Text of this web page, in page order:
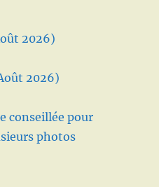
2026)
2026)
conseillée pour
photos